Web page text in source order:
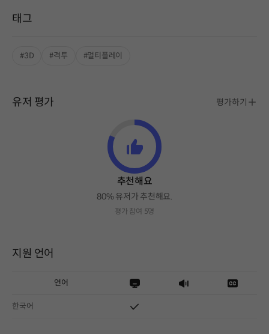
태그
#3D #격투 #멀티플레이
유저 평가 평가하기
추천해요
80% 유저가 추천해요.
평가 참여 5명
지원 언어
언어
한국어